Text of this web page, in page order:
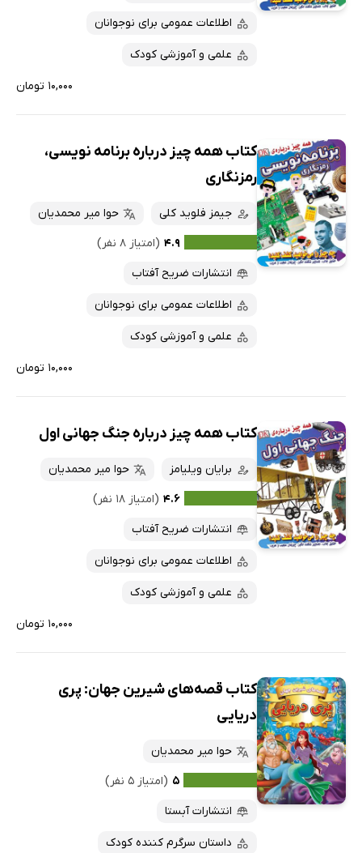
اطلاعات عمومی برای نوجوانان
علمی و آموزشی کودک
۱۰,۰۰۰ تومان
کتاب همه چیز درباره برنامه نویسی،
رمزنگاری
جیمز فلوید کلی
حوا میر محمدیان
۴.۹ (امتیاز ۸ نفر)
انتشارات ضریح آفتاب
اطلاعات عمومی برای نوجوانان
علمی و آموزشی کودک
۱۰,۰۰۰ تومان
کتاب همه چیز درباره‌ جنگ جهانی اول
برایان ویلیامز
حوا میر محمدیان
۴.۶ (امتیاز ۱۸ نفر)
انتشارات ضریح آفتاب
اطلاعات عمومی برای نوجوانان
علمی و آموزشی کودک
۱۰,۰۰۰ تومان
کتاب قصه‌های شیرین جهان: پری
دریایی
حوا میر محمدیان
۵ (امتیاز ۵ نفر)
انتشارات آبستا
داستان سرگرم کننده کودک